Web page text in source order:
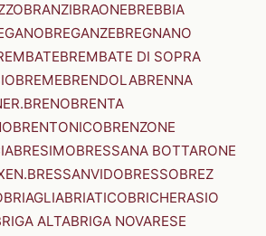
BRANZIBRAONEBREBBIA
BREGANZEBREGNANO
BREMBATE DI SOPRA
BREMEBRENDOLABRENNA
BRENOBRENTA
BRENTONICOBRENZONE
BRESIMOBRESSANA BOTTARONE
BRESSANVIDOBRESSOBREZ
BRIAGLIABRIATICOBRICHERASIO
ALTABRIGA NOVARESE